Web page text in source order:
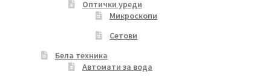
Оптички уреди
Микроскопи
Сетови
Бела техника
Автомати за вода